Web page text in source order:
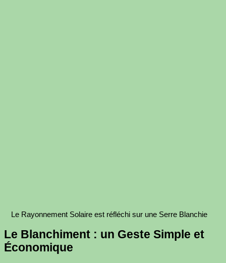
Le Rayonnement Solaire est réfléchi sur une Serre Blanchie
Le Blanchiment : un Geste Simple et
Économique